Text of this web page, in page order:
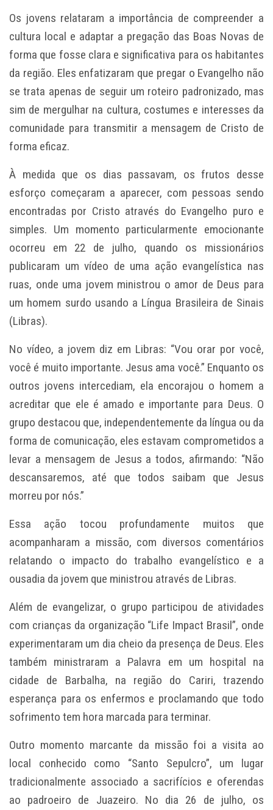
Os jovens relataram a importância de compreender a
cultura local e adaptar a pregação das Boas Novas de
forma que fosse clara e significativa para os habitantes
da região. Eles enfatizaram que pregar o Evangelho não
se trata apenas de seguir um roteiro padronizado, mas
sim de mergulhar na cultura, costumes e interesses da
comunidade para transmitir a mensagem de Cristo de
forma eficaz.
À medida que os dias passavam, os frutos desse
esforço começaram a aparecer, com pessoas sendo
encontradas por Cristo através do Evangelho puro e
simples. Um momento particularmente emocionante
ocorreu em 22 de julho, quando os missionários
publicaram um vídeo de uma ação evangelística nas
ruas, onde uma jovem ministrou o amor de Deus para
um homem surdo usando a Língua Brasileira de Sinais
(Libras).
No vídeo, a jovem diz em Libras: “Vou orar por você,
você é muito importante. Jesus ama você.” Enquanto os
outros jovens intercediam, ela encorajou o homem a
acreditar que ele é amado e importante para Deus. O
grupo destacou que, independentemente da língua ou da
forma de comunicação, eles estavam comprometidos a
levar a mensagem de Jesus a todos, afirmando: “Não
descansaremos, até que todos saibam que Jesus
morreu por nós.”
Essa ação tocou profundamente muitos que
acompanharam a missão, com diversos comentários
relatando o impacto do trabalho evangelístico e a
ousadia da jovem que ministrou através de Libras.
Além de evangelizar, o grupo participou de atividades
com crianças da organização “Life Impact Brasil”, onde
experimentaram um dia cheio da presença de Deus. Eles
também ministraram a Palavra em um hospital na
cidade de Barbalha, na região do Cariri, trazendo
esperança para os enfermos e proclamando que todo
sofrimento tem hora marcada para terminar.
Outro momento marcante da missão foi a visita ao
local conhecido como “Santo Sepulcro”, um lugar
tradicionalmente associado a sacrifícios e oferendas
ao padroeiro de Juazeiro. No dia 26 de julho, os